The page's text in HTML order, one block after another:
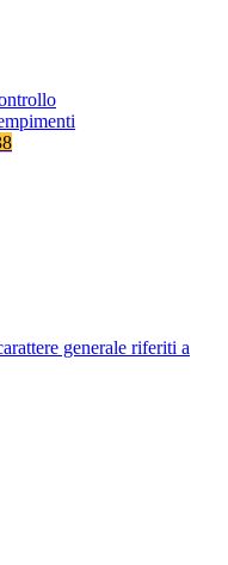
generale riferiti a